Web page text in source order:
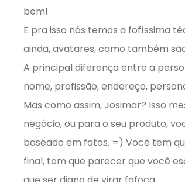
bem!
E pra isso nós temos a fofíssima
ainda, avatares, como também
A principal diferença entre a
nome, profissão, endereço,
Mas como assim, Josimar? Isso
negócio, ou para o seu produto,
baseado em fatos. =) Você tem
final, tem que parecer que você